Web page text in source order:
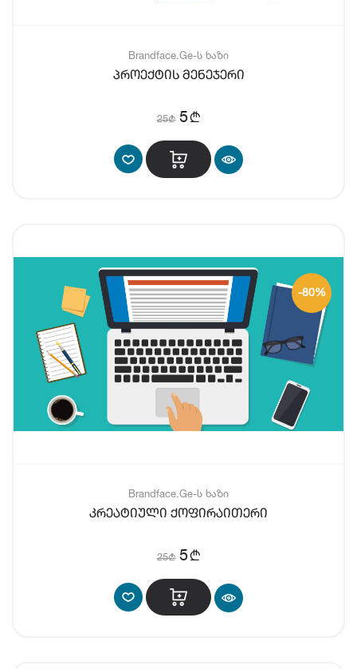
Brandface.Ge-ს ხაზი
პროექტის მენეჯერი
25b 5b
-80%
Brandface.Ge-ს ხაზი
კრეატიული ქოფირაითერი
25b 5b